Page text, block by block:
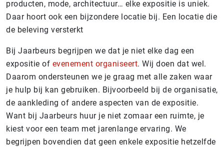
producten, mode, architectuur… elke expositie is uniek.
Daar hoort ook een bijzondere locatie bij. Een locatie die
de beleving versterkt
Bij Jaarbeurs begrijpen we dat je niet elke dag een
expositie of evenement organiseert. Wij doen dat wel.
Daarom ondersteunen we je graag met alle zaken waar
je hulp bij kan gebruiken. Bijvoorbeeld bij de organisatie,
de aankleding of andere aspecten van de expositie.
Want bij Jaarbeurs huur je niet zomaar een ruimte, je
kiest voor een team met jarenlange ervaring. We
begrijpen bovendien dat geen enkele expositie hetzelfde